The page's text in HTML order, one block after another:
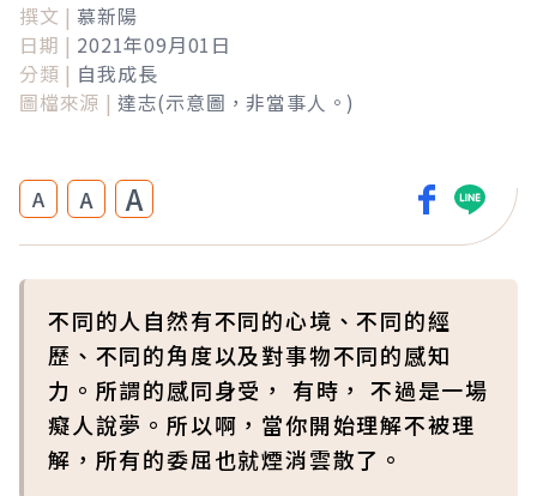
撰文 | 慕新陽
日期 | 2021年09月01日
分類 | 自我成長
圖檔來源 | 達志(示意圖，非當事人。)
A A A
不同的人自然有不同的心境、不同的經
歷、不同的角度以及對事物不同的感知
力。所謂的感同身受， 有時， 不過是一場
癡人說夢。所以啊，當你開始理解不被理
解，所有的委屈也就煙消雲散了。